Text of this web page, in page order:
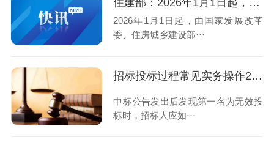
2026年1月1日起，由国家发展改革
委、住房城乡建设部···
招标投标过程常见实务操作20个问答
中标公告发出后发现第一名为无效投
标时，招标人应如···